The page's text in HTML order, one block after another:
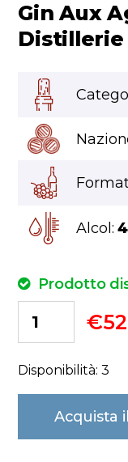
Gin Aux
Distillerie
Alcol:
Prodotto
€
Disponibilità: 3
Acquista